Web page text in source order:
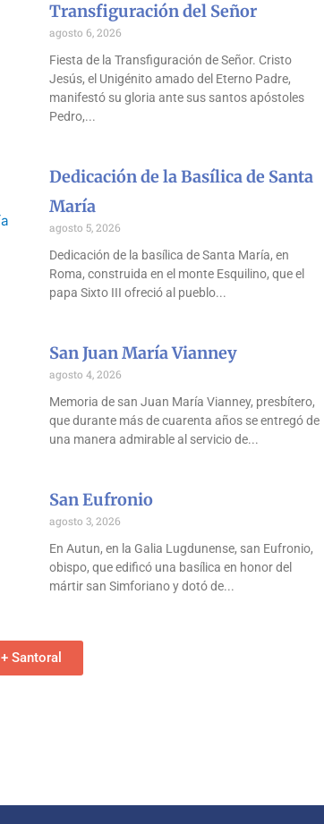
Transfiguración del Señor
agosto 6, 2026
Fiesta de la Transfiguración de Señor. Cristo
Jesús, el Unigénito amado del Eterno Padre,
manifestó su gloria ante sus santos apóstoles
Pedro,
Dedicación de la Basílica de Santa
María
agosto 5, 2026
Dedicación de la basílica de Santa María, en
Roma, construida en el monte Esquilino, que el
papa Sixto III ofreció al pueblo
San Juan María Vianney
agosto 4, 2026
Memoria de san Juan María Vianney, presbítero,
que durante más de cuarenta años se entregó de
una manera admirable al servicio de
San Eufronio
agosto 3, 2026
En Autun, en la Galia Lugdunense, san Eufronio,
obispo, que edificó una basílica en honor del
mártir san Simforiano y dotó de
+ Santoral